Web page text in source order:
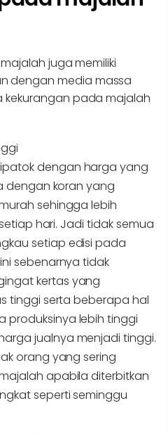
juga memiliki
dengan media massa
kekurangan pada majalah
dengan harga yang
dengan koran yang
sehingga lebih
hari. Jadi tidak semua
setiap edisi pada
sebenarnya tidak
kertas yang
tinggi serta beberapa hal
produksinya lebih tinggi
jualnya menjadi tinggi.
orang yang sering
apabila diterbitkan
seperti seminggu